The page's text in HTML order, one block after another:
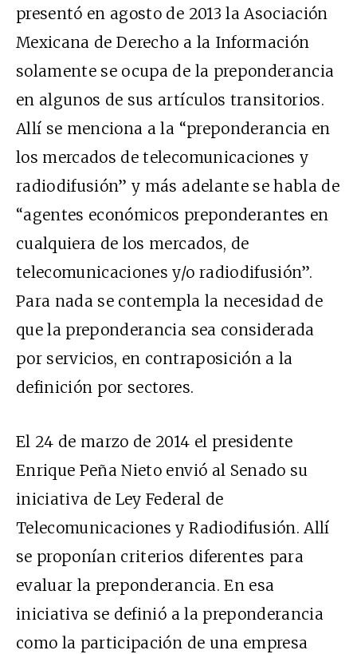
presentó en agosto de 2013 la Asociación
Mexicana de Derecho a la Información
solamente se ocupa de la preponderancia
en algunos de sus artículos transitorios.
Allí se menciona a la “preponderancia en
los mercados de telecomunicaciones y
radiodifusión” y más adelante se habla de
“agentes económicos preponderantes en
cualquiera de los mercados, de
telecomunicaciones y/o radiodifusión”.
Para nada se contempla la necesidad de
que la preponderancia sea considerada
por servicios, en contraposición a la
definición por sectores.
El 24 de marzo de 2014 el presidente
Enrique Peña Nieto envió al Senado su
iniciativa de Ley Federal de
Telecomunicaciones y Radiodifusión. Allí
se proponían criterios diferentes para
evaluar la preponderancia. En esa
iniciativa se definió a la preponderancia
como la participación de una empresa